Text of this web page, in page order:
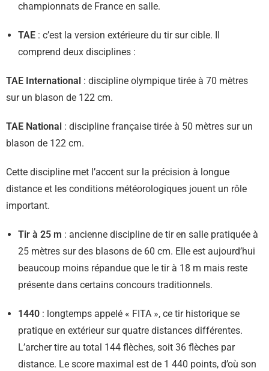
championnats de France en salle.
TAE : c’est la version extérieure du tir sur cible. Il
comprend deux disciplines :
TAE International : discipline olympique tirée à 70 mètres
sur un blason de 122 cm.
TAE National : discipline française tirée à 50 mètres sur un
blason de 122 cm.
Cette discipline met l’accent sur la précision à longue
distance et les conditions météorologiques jouent un rôle
important.
Tir à 25 m : ancienne discipline de tir en salle pratiquée à
25 mètres sur des blasons de 60 cm. Elle est aujourd’hui
beaucoup moins répandue que le tir à 18 m mais reste
présente dans certains concours traditionnels.
1440 : longtemps appelé « FITA », ce tir historique se
pratique en extérieur sur quatre distances différentes.
L’archer tire au total 144 flèches, soit 36 flèches par
distance. Le score maximal est de 1 440 points, d’où son